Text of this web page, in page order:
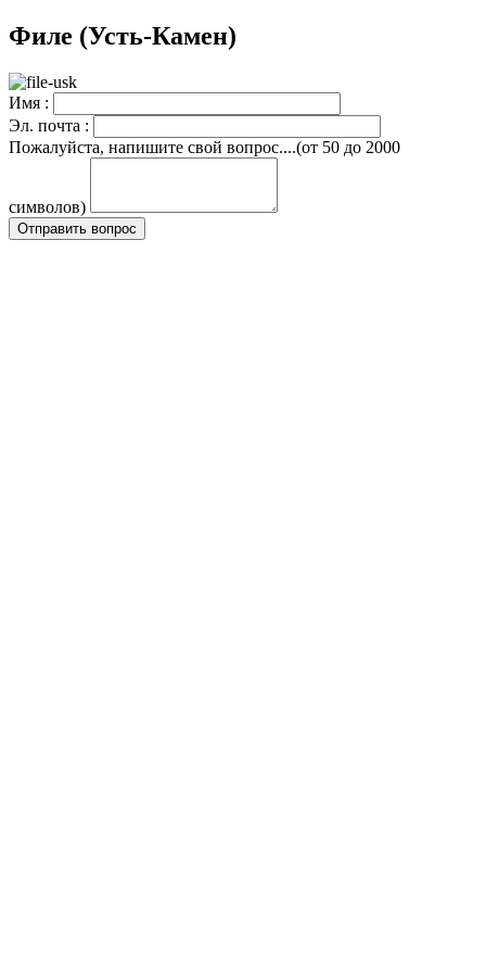
Филе (Усть-Камен)
Имя :
Эл. почта :
Пожалуйста, напишите свой вопрос....(от 50 до 2000
символов)
Отправить вопрос